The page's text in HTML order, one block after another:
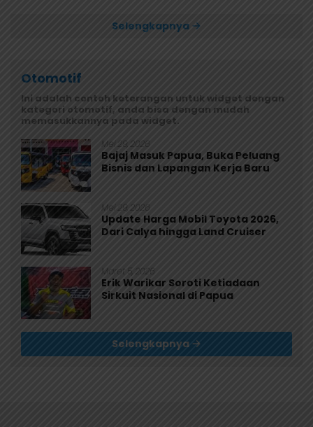
Selengkapnya
Otomotif
Ini adalah contoh keterangan untuk widget dengan
kategori otomotif, anda bisa dengan mudah
memasukkannya pada widget.
Mei 29, 2026
Bajaj Masuk Papua, Buka Peluang
Bisnis dan Lapangan Kerja Baru
Mei 29, 2026
Update Harga Mobil Toyota 2026,
Dari Calya hingga Land Cruiser
Maret 5, 2026
Erik Warikar Soroti Ketiadaan
Sirkuit Nasional di Papua
Selengkapnya